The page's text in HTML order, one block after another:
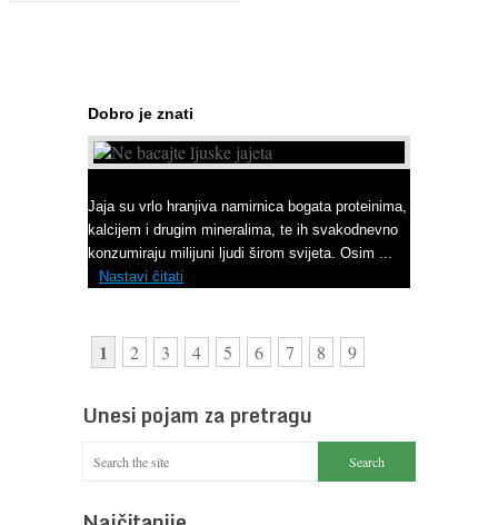
Dobro je znati
Jaja su vrlo hranjiva namirnica bogata proteinima,
kalcijem i drugim mineralima, te ih svakodnevno
konzumiraju milijuni ljudi širom svijeta. Osim ...
Nastavi čitati
1 2 3 4 5 6 7 8 9
Unesi pojam za pretragu